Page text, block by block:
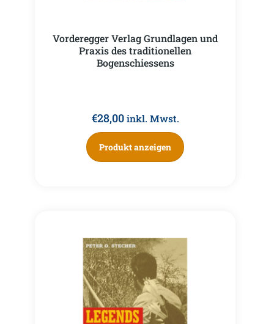
Vorderegger Verlag Grundlagen und
Praxis des traditionellen
Bogenschiessens
€28,00 inkl. Mwst.
Produkt anzeigen